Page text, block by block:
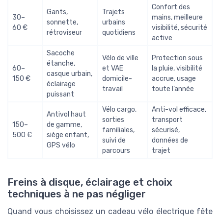
30–
60 €
Gants,
sonnette,
rétroviseur
Trajets
urbains
quotidiens
Confort des
mains, meilleure
visibilité, sécurité
active
60–
150 €
Sacoche
étanche,
casque urbain,
éclairage
puissant
Vélo de ville
et VAE
domicile-
travail
Protection sous
la pluie, visibilité
accrue, usage
toute l’année
150–
500 €
Antivol haut
de gamme,
siège enfant,
GPS vélo
Vélo cargo,
sorties
familiales,
suivi de
parcours
Anti-vol efficace,
transport
sécurisé,
données de
trajet
Freins à disque, éclairage et choix
techniques à ne pas négliger
Quand vous choisissez un cadeau vélo électrique fête